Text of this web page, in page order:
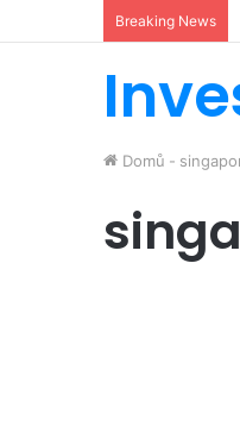
Breaking News
Domů -